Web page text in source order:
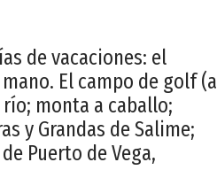
de vacaciones: el
El campo de golf (a
monta a caballo;
y Grandas de Salime;
Puerto de Vega,